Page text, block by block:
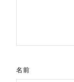
名前